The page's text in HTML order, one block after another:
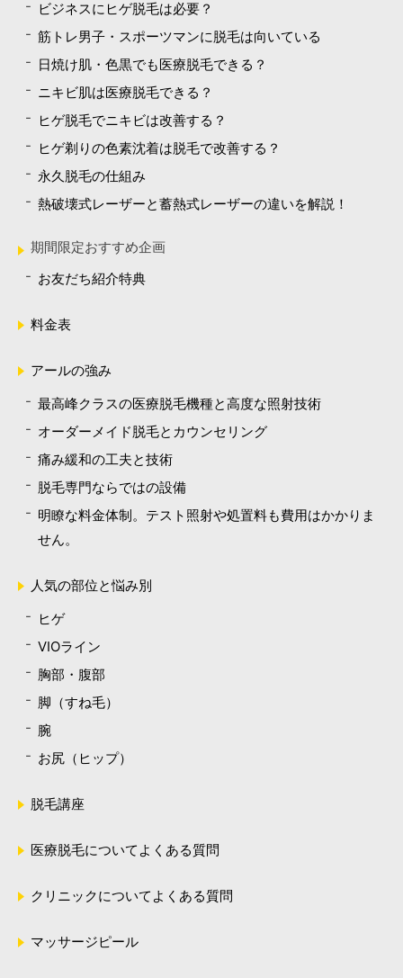
ビジネスにヒゲ脱毛は必要？
筋トレ男子・スポーツマンに脱毛は向いている
日焼け肌・色黒でも医療脱毛できる？
ニキビ肌は医療脱毛できる？
ヒゲ脱毛でニキビは改善する？
ヒゲ剃りの色素沈着は脱毛で改善する？
永久脱毛の仕組み
熱破壊式レーザーと蓄熱式レーザーの違いを解説！
期間限定おすすめ企画
お友だち紹介特典
料金表
アールの強み
最高峰クラスの医療脱毛機種と高度な照射技術
オーダーメイド脱毛とカウンセリング
痛み緩和の工夫と技術
脱毛専門ならではの設備
明瞭な料金体制。テスト照射や処置料も費用はかかりま
せん。
人気の部位と悩み別
ヒゲ
VIOライン
胸部・腹部
脚（すね毛）
腕
お尻（ヒップ）
脱毛講座
医療脱毛についてよくある質問
クリニックについてよくある質問
マッサージピール